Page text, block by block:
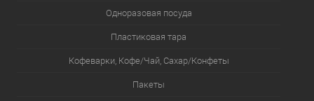
Одноразовая посуда
Пластиковая тара
Кофеварки, Кофе/Чай, Сахар/Конфеты
Пакеты